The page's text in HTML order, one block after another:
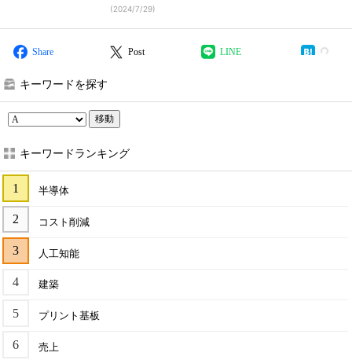
(2024/7/29)
Share Post LINE
キーワードを探す
移動
キーワードランキング
半導体
コスト削減
人工知能
建築
プリント基板
売上